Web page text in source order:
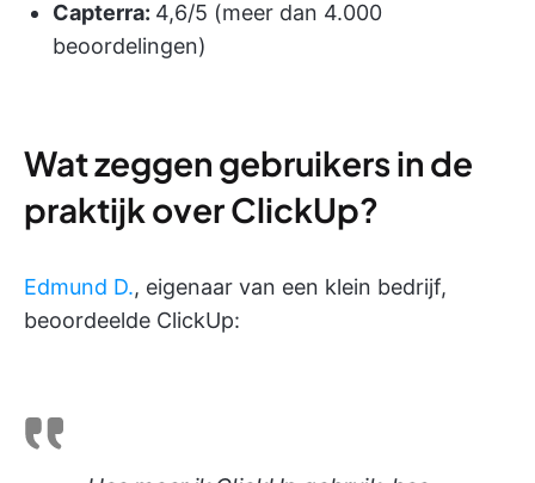
Capterra: 4,6/5 (meer dan 4.000
beoordelingen)
Wat zeggen gebruikers in de
praktijk over ClickUp?
Edmund D., eigenaar van een klein bedrijf,
beoordeelde ClickUp: